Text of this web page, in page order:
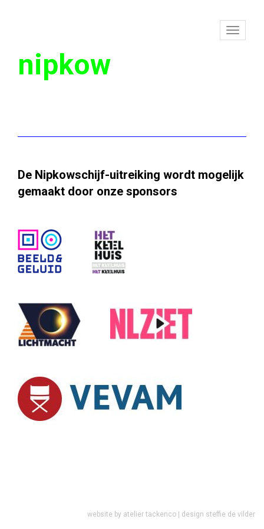
nipkow
De Nipkowschijf-uitreiking wordt mogelijk
gemaakt door onze sponsors
website by atelier tackenco | design steffie de vilder